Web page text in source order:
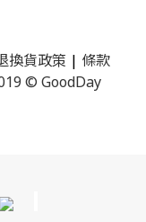
換貨政策 | 條款
© GoodDay